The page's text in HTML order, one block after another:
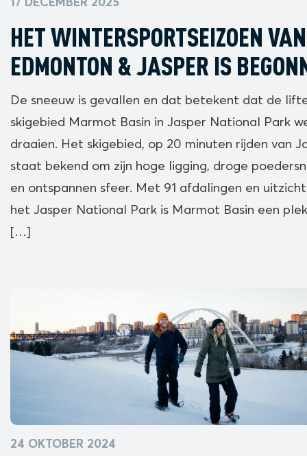
17 DECEMBER 2025
HET WINTERSPORTSEIZOEN VAN
EDMONTON & JASPER IS
De sneeuw is gevallen en dat betekent dat de
skigebied Marmot Basin in Jasper National Park
draaien. Het skigebied, op 20 minuten rijden van
staat bekend om zijn hoge ligging, droge
en ontspannen sfeer. Met 91 afdalingen en
het Jasper National Park is Marmot Basin een
[…]
24 OKTOBER 2024